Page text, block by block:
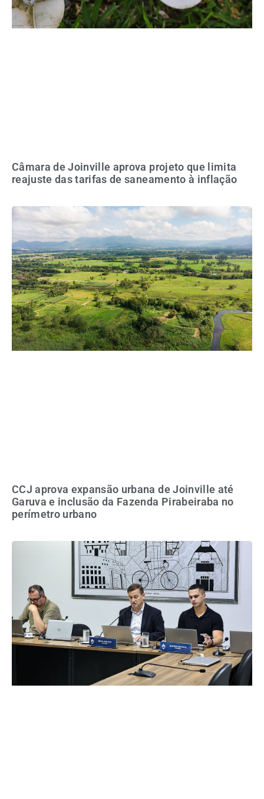
Câmara de Joinville aprova projeto que limita
reajuste das tarifas de saneamento à inflação
CCJ aprova expansão urbana de Joinville até
Garuva e inclusão da Fazenda Pirabeiraba no
perímetro urbano